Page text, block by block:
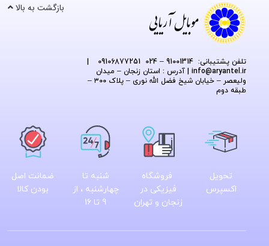
تلفن پشتیبانی: 91001314 – 024 09106877251
info@aryantel.ir
| آدرس : استان زنجان – میدان
ولیعصر – خیابان شیخ فضل الله نوری – پلاک ۳۰۰ –
طبقه دوم
بازگشت به بالا
تحویل
اکسپرس
فروشگاه
فیزیکی در
زنجان و تهران
شنبه تا
چهارشنبه ، از
9 تا 16
ضمانت اصل
بودن کالا